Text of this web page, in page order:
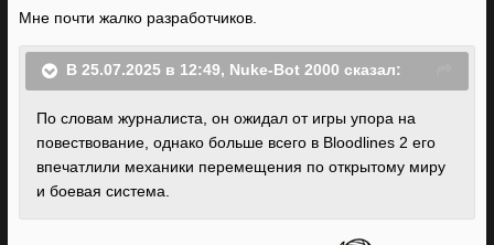
Мне почти жалко разработчиков.
В 25.07.2025 в 12:49, Nuke-Bot 2000 сказал:
По словам журналиста, он ожидал от игры упора на
повествование, однако больше всего в Bloodlines 2 его
впечатлили механики перемещения по открытому миру
и боевая система.